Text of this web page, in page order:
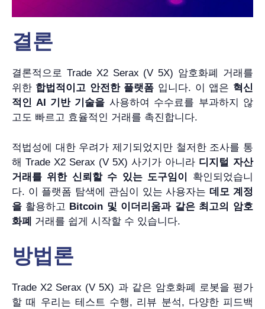
결론
결론적으로 Trade X2 Serax (V 5X) 암호화폐 거래를
위한 합법적이고 안전한 플랫폼 입니다. 이 앱은 혁신
적인 AI 기반 기술을 사용하여 수수료를 부과하지 않
고도 빠르고 효율적인 거래를 촉진합니다.
적법성에 대한 우려가 제기되었지만 철저한 조사를 통
해 Trade X2 Serax (V 5X) 사기가 아니라 디지털 자산
거래를 위한 신뢰할 수 있는 도구임이
확인되었습니
다. 이 플랫폼 탐색에 관심이 있는 사용자는 데모 계정
을 활용하고 Bitcoin ​​및 이더리움과 같은 최고의 암호
화폐
거래를 쉽게 시작할 수 있습니다.
방법론
Trade X2 Serax (V 5X) 과 같은 암호화폐 로봇을 평가
할 때 우리는 테스트 수행, 리뷰 분석, 다양한 피드백